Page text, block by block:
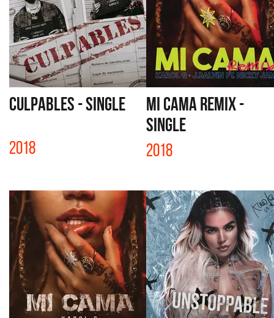
CULPABLES - SINGLE
2018
MI CAMA REMIX -
SINGLE
2018